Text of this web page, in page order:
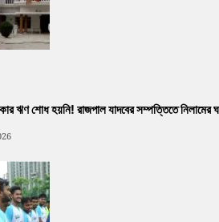
ঋণ শোধ হয়নি! রাজপাল যাদবের সম্পত্তিতে নিলামের